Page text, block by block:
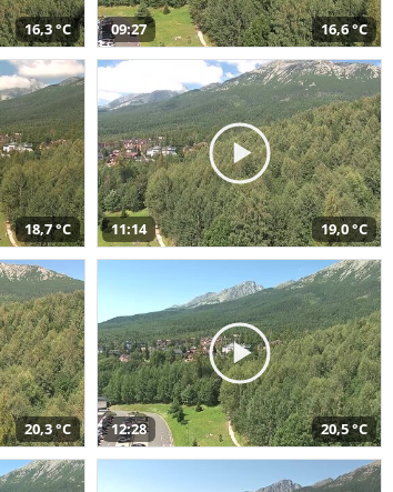
16,3 °C 09:27 16,6 °C
18,7 °C 11:14 19,0 °C
20,3 °C 12:28 20,5 °C